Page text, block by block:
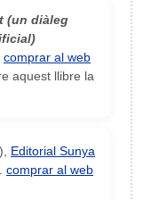
(un diàleg
comprar al web
aquest llibre la
), Editorial Sunya
comprar al web